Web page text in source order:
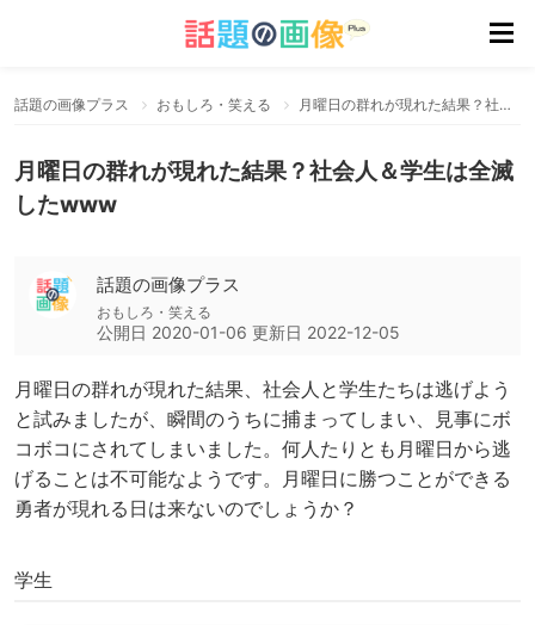
話題の画像プラス おもしろ・笑える 月曜日の群れが現れた結果？社会人＆学生は全滅したwww
月曜日の群れが現れた結果？社会人＆学生は全滅
したwww
話題の画像プラス
おもしろ・笑える
公開日 2020-01-06 更新日 2022-12-05
月曜日の群れが現れた結果、社会人と学生たちは逃げよう
と試みましたが、瞬間のうちに捕まってしまい、見事にボ
コボコにされてしまいました。何人たりとも月曜日から逃
げることは不可能なようです。月曜日に勝つことができる
勇者が現れる日は来ないのでしょうか？
学生